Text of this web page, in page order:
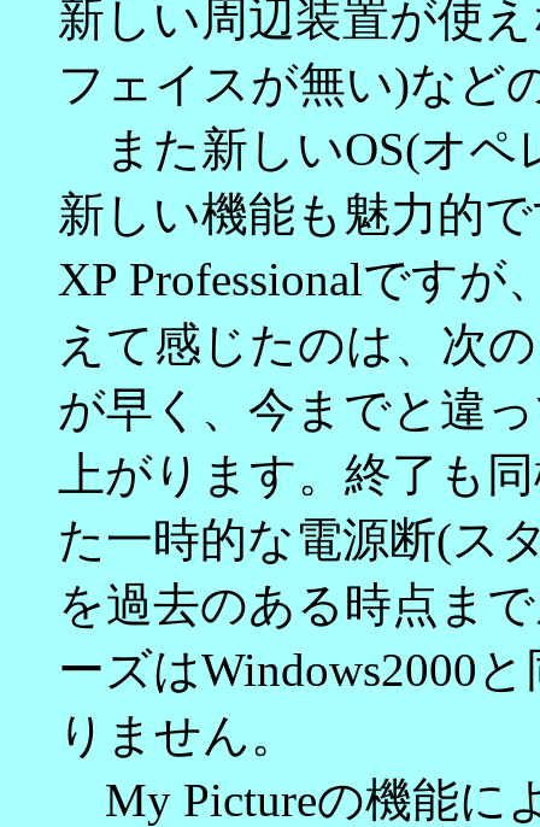
新しい周辺装置が使
フェイスが無い)など
また新しいOS(オペ
新しい機能も魅力的
XP Professionalですが
えて感じたのは、次
が早く、今までと違
上がります。終了も
た一時的な電源断(ス
を過去のある時点ま
ーズはWindows2000
りません。
My Pictureの機能に